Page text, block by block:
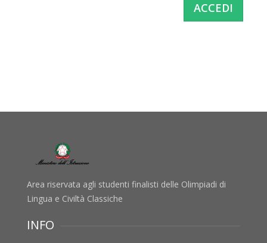
ACCEDI
Area riservata agli studenti finalisti delle Olimpiadi di
Lingua e Civiltà Classiche
INFO